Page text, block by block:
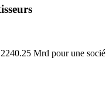
Mrd pour une